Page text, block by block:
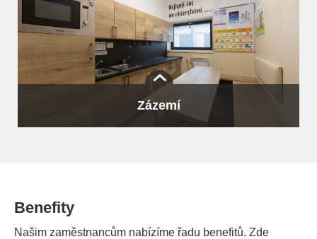
prodejen,jejichzástupcůma vedoucím směn.
Zázemí
šatnu a toalety. Naše nové nebo zrekonstruované
Benefity
Našim zaměstnancům nabízíme řadu benefitů. Zde